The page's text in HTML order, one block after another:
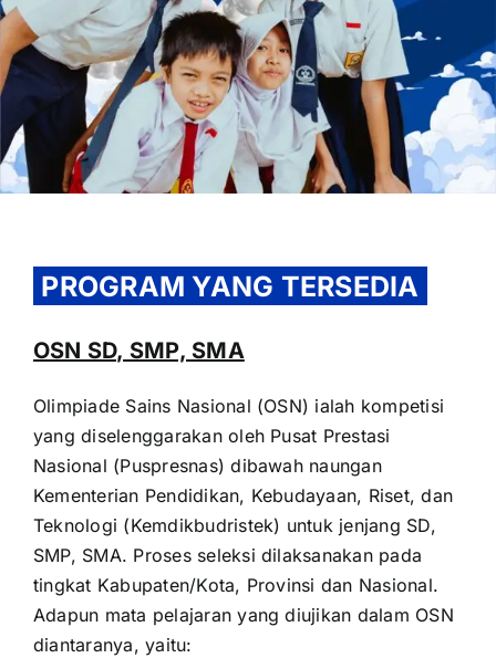
OUR PROGRAM
REGISTRATION
CONTACT US
PROGRAM YANG TERSEDIA
OSN SD, SMP, SMA
Olimpiade Sains Nasional (OSN) ialah kompetisi
yang diselenggarakan oleh Pusat Prestasi
Nasional (Puspresnas) dibawah naungan
Kementerian Pendidikan, Kebudayaan, Riset, dan
Teknologi (Kemdikbudristek) untuk jenjang SD,
SMP, SMA. Proses seleksi dilaksanakan pada
tingkat Kabupaten/Kota, Provinsi dan Nasional.
Adapun mata pelajaran yang diujikan dalam OSN
diantaranya, yaitu: